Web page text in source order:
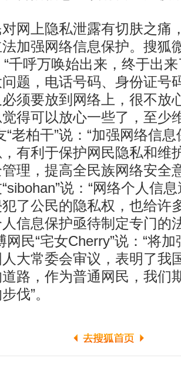
上隐私泄露有切肤之痛
加强网络信息保护。搜狐
“千呼万唤始出来，终于出
题，电话号码、身份证号
须要放到网络上，很不放
得可以放心一些了，至少
“老柏干”说：“加强网络信
有利于保护网民隐私和维
理，提高全民族网络安全
说：“网络个人信
了公民的隐私权，也给许
信息保护亟待制定专门的
网民“宅女Cherry”说：“将
大常委会审议，表明了我
路，作为普通网民，我们
伐”。